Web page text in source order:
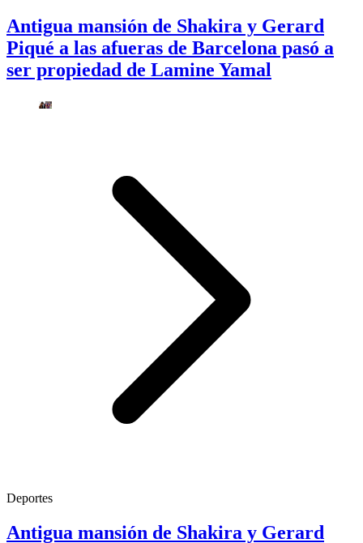
Antigua mansión de Shakira y Gerard
Piqué a las afueras de Barcelona pasó a
ser propiedad de Lamine Yamal
Deportes
Antigua mansión de Shakira y Gerard